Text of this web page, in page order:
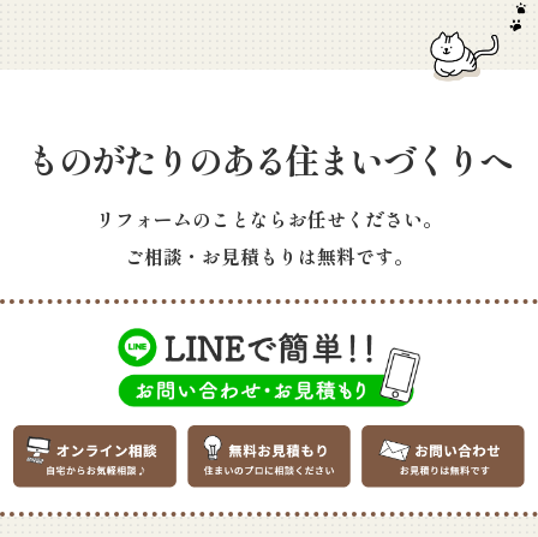
ものがたりのある住まいづくりへ
リフォームのことならお任せください。
ご相談・お見積もりは無料です。